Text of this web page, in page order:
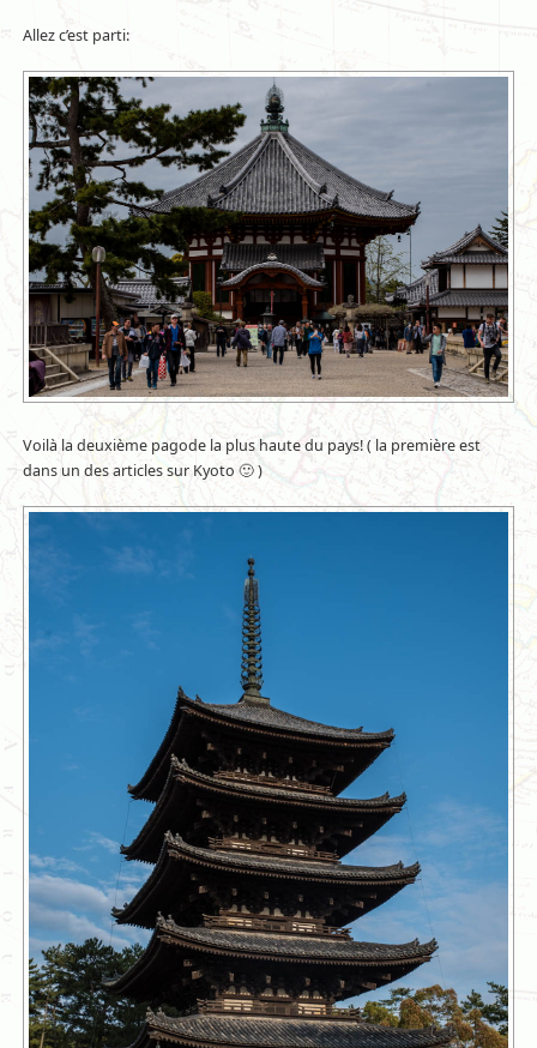
Allez c’est parti:
Voilà la deuxième pagode la plus haute du pays! ( la première est
dans un des articles sur Kyoto 🙂 )